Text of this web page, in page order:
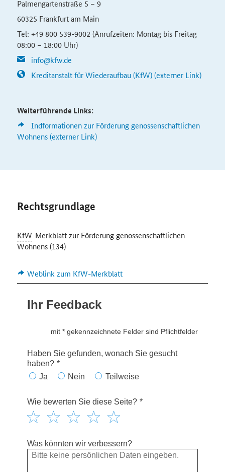
Palmengartenstraße 5 – 9
60325 Frankfurt am Main
Tel: +49 800 539-9002 (Anrufzeiten: Montag bis Freitag
08:00 – 18:00 Uhr)
info@kfw.de
Kreditanstalt für Wiederaufbau (KfW) (externer Link)
Weiterführende Links:
Indformationen zur Förderung genossenschaftlichen
Wohnens (externer Link)
Rechtsgrundlage
KfW-Merkblatt zur Förderung genossenschaftlichen
Wohnens (134)
Weblink zum KfW-Merkblatt